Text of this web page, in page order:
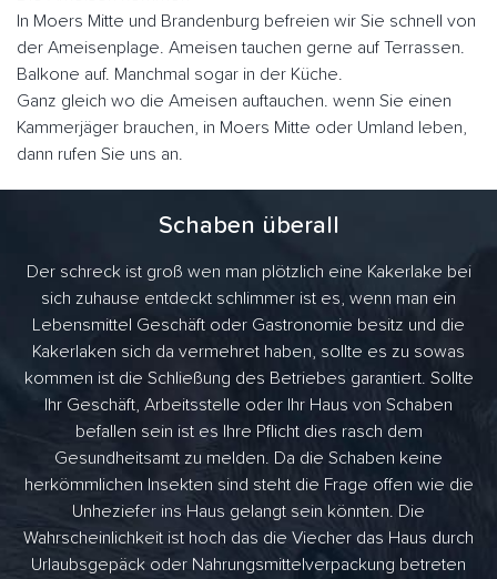
In Moers Mitte und Brandenburg befreien wir Sie schnell von
der Ameisenplage. Ameisen tauchen gerne auf Terrassen.
Balkone auf. Manchmal sogar in der Küche.
Ganz gleich wo die Ameisen auftauchen. wenn Sie einen
Kammerjäger brauchen, in Moers Mitte oder Umland leben,
dann rufen Sie uns an.
Schaben überall
Der schreck ist groß wen man plötzlich eine Kakerlake bei
sich zuhause entdeckt schlimmer ist es, wenn man ein
Lebensmittel Geschäft oder Gastronomie besitz und die
Kakerlaken sich da vermehret haben, sollte es zu sowas
kommen ist die Schließung des Betriebes garantiert. Sollte
Ihr Geschäft, Arbeitsstelle oder Ihr Haus von Schaben
befallen sein ist es Ihre Pflicht dies rasch dem
Gesundheitsamt zu melden. Da die Schaben keine
herkömmlichen Insekten sind steht die Frage offen wie die
Unheziefer ins Haus gelangt sein könnten. Die
Wahrscheinlichkeit ist hoch das die Viecher das Haus durch
Urlaubsgepäck oder Nahrungsmittelverpackung betreten